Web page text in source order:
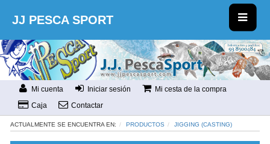
JJ PESCA SPORT
Mi cuenta Iniciar sesión
Mi cesta de la compra
Caja
Contactar
ACTUALMENTE SE ENCUENTRA EN: PRODUCTOS JIGGING (CASTING)